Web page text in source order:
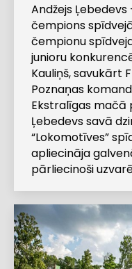
Andžejs
čempions
čempionu
junioru
Kauliņš, savukārt
Poznaņas
Ekstralīgas mačā
Ļebedevs savā
“Lokomotīves”
apliecināja
pārliecinoši